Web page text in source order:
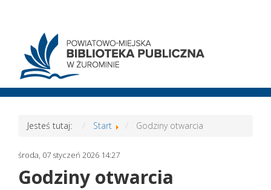
Jesteś tutaj: Start Godziny otwarcia
środa, 07 styczeń 2026 14:27
Godziny otwarcia